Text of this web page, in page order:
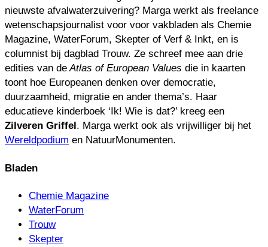
nieuwste afvalwaterzuivering? Marga werkt als freelance
wetenschapsjournalist voor voor vakbladen als Chemie
Magazine, WaterForum, Skepter of Verf & Inkt, en is
columnist bij dagblad Trouw. Ze schreef mee aan drie
edities van deAtlas of European Values die in kaarten
toont hoe Europeanen denken over democratie,
duurzaamheid, migratie en ander thema’s. Haar
educatieve kinderboek ‘Ik! Wie is dat?’ kreeg een
Zilveren Griffel. Marga werkt ook als vrijwilliger bij het
Wereldpodium en NatuurMonumenten.
Bladen
Chemie Magazine
WaterForum
Trouw
Skepter